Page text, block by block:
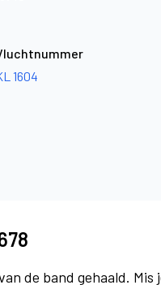
1604
de band gehaald.